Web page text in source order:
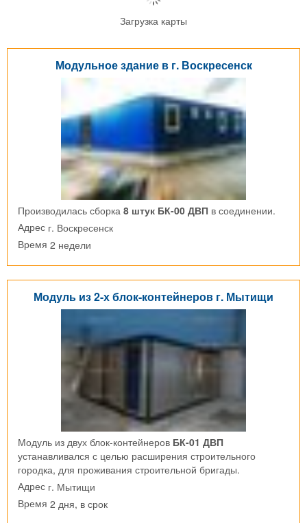
Загрузка карты
Модульное здание в г. Воскресенск
Производилась сборка 8 штук БК-00 ДВП в соединении.
Адрес г. Воскресенск
Время 2 недели
Модуль из 2-х блок-контейнеров г. Мытищи
Модуль из двух блок-контейнеров БК-01 ДВП
устанавливался с целью расширения строительного
городка, для проживания строительной бригады.
Адрес г. Мытищи
Время 2 дня, в срок